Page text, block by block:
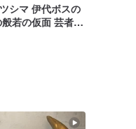
シマ 伊代ボスの